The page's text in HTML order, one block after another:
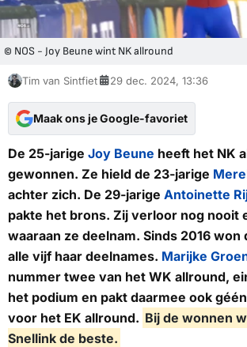
© NOS - Joy Beune wint NK allround
Tim van Sintfiet 29 dec. 2024, 13:36
Maak ons je Google-favoriet
De 25-jarige Joy Beune heeft het NK
gewonnen. Ze hield de 23-jarige
achter zich. De 29-jarige Antoinette
pakte het brons. Zij verloor nog nooit
waaraan ze deelnam. Sinds 2016
alle vijf haar deelnames. Marijke
nummer twee van het WK allround,
het podium en pakt daarmee ook
voor het EK allround. Bij de wonnen
Snellink de beste.